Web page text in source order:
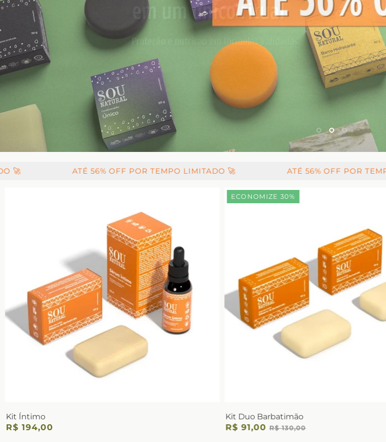
ATÉ 56% OFF POR TEMPO LIMITADO 🚀 ATÉ 56% OFF POR TEMPO LIMITADO 🚀
Kit Íntimo
R$ 194,00
ECONOMIZE 30%
Kit Duo Barbatimão
R$ 91,00R$ 130,00